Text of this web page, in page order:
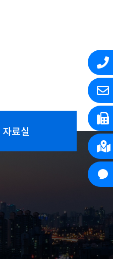
자료실